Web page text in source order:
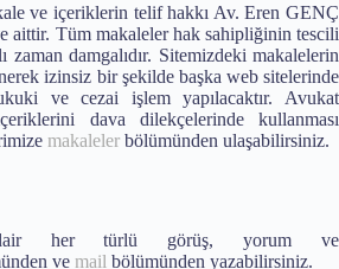
ve içeriklerin telif hakkı Av. Eren GENÇ
Tüm makaleler hak sahipliğinin tescili
zaman damgalıdır. Sitemizdeki makalelerin
izinsiz bir şekilde başka web sitelerinde
ve cezai işlem yapılacaktır. Avukat
dava dilekçelerinde kullanması
makaleler bölümünden ulaşabilirsiniz.
her türlü görüş, yorum ve
ve mail bölümünden yazabilirsiniz.